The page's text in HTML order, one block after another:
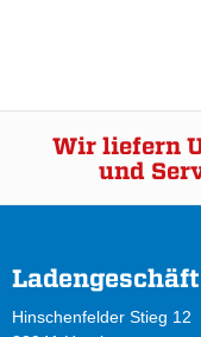
Wir liefern
und
Ladengeschäft
Hinschenfelder Stieg 12